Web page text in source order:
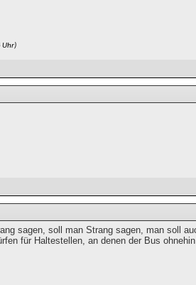
Uhr)
sagen, soll man Strang sagen, man soll
für Haltestellen, an denen der Bus